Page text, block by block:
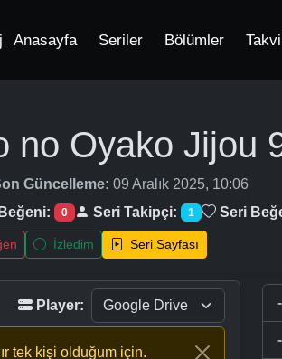
Anasayfa Seriler Bölümler
no Oyako Jijou
Güncelleme: 09 Aralık 2025, 10:06
0 Seri Takipçi: 1 Seri
İzledim Seri Sayfası
Player:
tek kişi olduğum için.